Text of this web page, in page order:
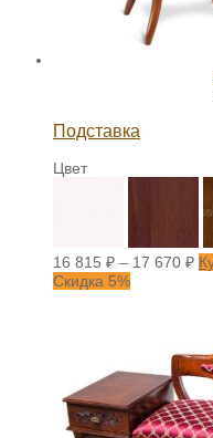
Подставка
Цвет
16 815 ₽ – 17 670 ₽
Скидка 5%